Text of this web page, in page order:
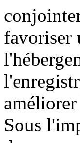
favoriser
améliorer
Sous